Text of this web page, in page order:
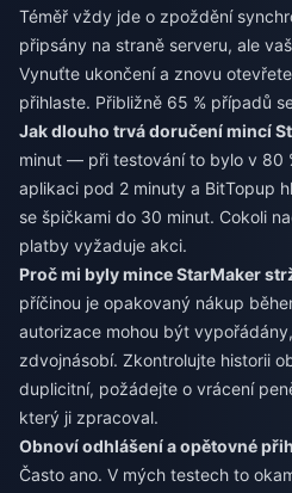
Téměř vždy jde o zpoždění
připsány na straně serveru, ale
Vynuťte ukončení a znovu
přihlaste. Přibližně 65 % případů
Jak dlouho trvá doručení mincí
minut — při testování to bylo v 80
aplikaci pod 2 minuty a BitTopup
se špičkami do 30 minut. Cokoli
platby vyžaduje akci.
Proč mi byly mince StarMaker
příčinou je opakovaný nákup
autorizace mohou být
zdvojnásobí. Zkontrolujte historii
duplicitní, požádejte o vrácení
který ji zpracoval.
Obnoví odhlášení a opětovné
Často ano. V mých testech to